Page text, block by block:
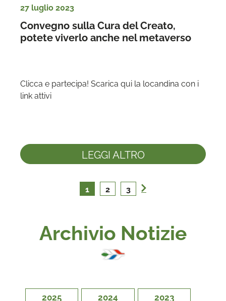
27 luglio 2023
Convegno sulla Cura del Creato,
potete viverlo anche nel metaverso
Clicca e partecipa! Scarica qui la locandina con i
LEGGI ALTRO
1 2 3
Archivio Notizie
2025 2024 2023